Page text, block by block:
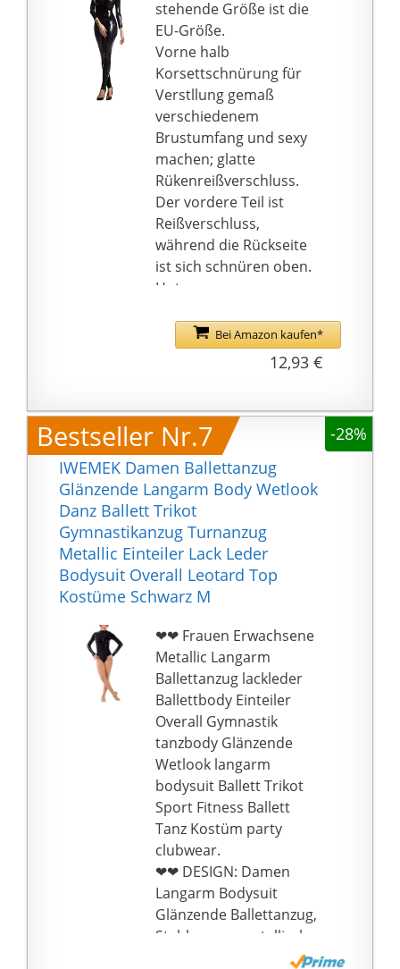
Dessous
Wasser, nicht bleichen,
trocken aufhängen
stehende Größe ist die
EU-Größe.
Vorne halb
Korsettschnürung für
Verstllung gemaß
verschiedenem
Brustumfang und sexy
machen; glatte
Rükenreißverschluss.
Der vordere Teil ist
Reißverschluss,
während die Rückseite
ist sich schnüren oben.
Hot sexy
Spitze(innen-die sehr
dünne Gaze) mit dem
Bogen-Design auf der
Spitze-Träger
Hochzeit, Turnhalle,
Club, Party, Cosplay
Kostüm, Halloween,
Weihnachten, Festival,
Feiertag.
Bei Amazon kaufen*
12,93 €
Bestseller Nr.7
-28%
IWEMEK Damen Ballettanzug
Glänzende Langarm Body Wetlook
Danz Ballett Trikot
Gymnastikanzug Turnanzug
Metallic Einteiler Lack Leder
Bodysuit Overall Leotard Top
Kostüme Schwarz M
❤❤ Frauen Erwachsene
Metallic Langarm
Ballettanzug lackleder
Ballettbody Einteiler
Overall Gymnastik
tanzbody Glänzende
Wetlook langarm
bodysuit Ballett Trikot
Sport Fitness Ballett
Tanz Kostüm party
clubwear.
❤❤ DESIGN: Damen
Langarm Bodysuit
Glänzende Ballettanzug,
Stehkragen, metallisch
glänzendes Aussehen,